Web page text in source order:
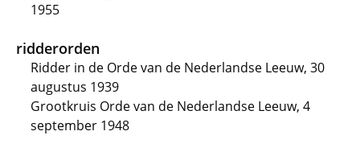
1955
ridderorden
Ridder in de Orde van de Nederlandse Leeuw, 30
augustus 1939
Grootkruis Orde van de Nederlandse Leeuw, 4
september 1948